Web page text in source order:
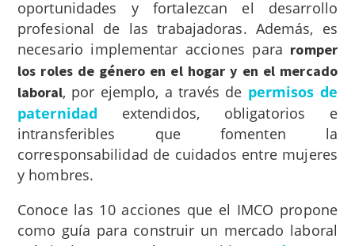
oportunidades y fortalezcan el desarrollo
profesional de las trabajadoras. Además, es
necesario implementar acciones para romper
los roles de género en el hogar y en el mercado
laboral, por ejemplo, a través de permisos de
paternidad extendidos, obligatorios e
intransferibles que fomenten la
corresponsabilidad de cuidados entre mujeres
y hombres.
Conoce las 10 acciones que el IMCO propone
como guía para construir un mercado laboral